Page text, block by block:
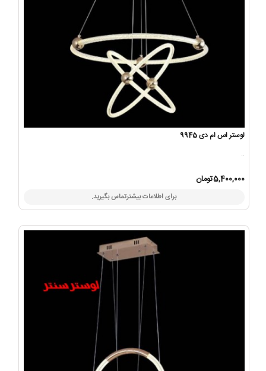
لوستر اس ام دی 9945
..
5,400,000تومان
برای اطلاعات بیشترتماس بگیرید.